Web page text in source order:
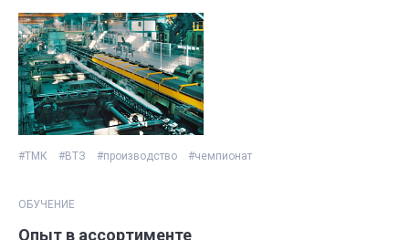
#ТМК #ВТЗ #производство #чемпионат
ОБУЧЕНИЕ
Опыт в ассортименте